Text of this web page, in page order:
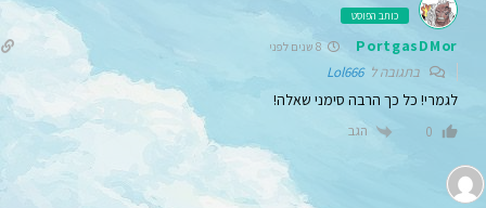
כותב הפוסט
PortgasDMor
בתגובה לLol666
לגמרי! כל כך הרבה סימני שאלה!
0 הגב